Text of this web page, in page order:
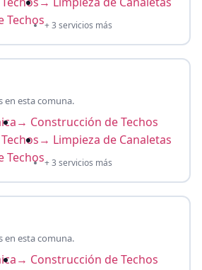
Techos+ 3 servicios más
en esta comuna.
→ Construcción de Techos
→ Limpieza de Canaletas
Techos+ 3 servicios más
en esta comuna.
→ Construcción de Techos